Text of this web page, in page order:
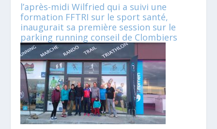
l’après-midi Wilfried qui a suivi une
formation FFTRI sur le sport santé,
inaugurait sa première session sur le
parking running conseil de Clombiers